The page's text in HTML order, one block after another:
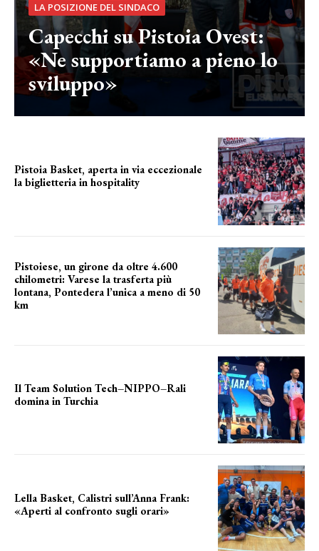
LA POSIZIONE DEL SINDACO
Capecchi su Pistoia Ovest:
«Ne supportiamo a pieno lo
sviluppo»
Pistoia Basket, aperta in via eccezionale
la biglietteria in hospitality
Pistoiese, un girone da oltre 4.600
chilometri: Varese la trasferta più
lontana, Pontedera l’unica a meno di 50
km
Il Team Solution Tech–NIPPO–Rali
domina in Turchia
Lella Basket, Calistri sull’Anna Frank:
«Aperti al confronto sugli orari»